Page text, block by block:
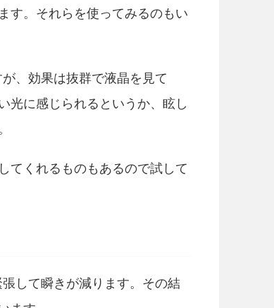
す。それらを使ってみるのもい
、効果は抜群で液晶を見て
光に感じられるというか、眩し
てくれるものもあるので試して
して瞬きが減ります。その結